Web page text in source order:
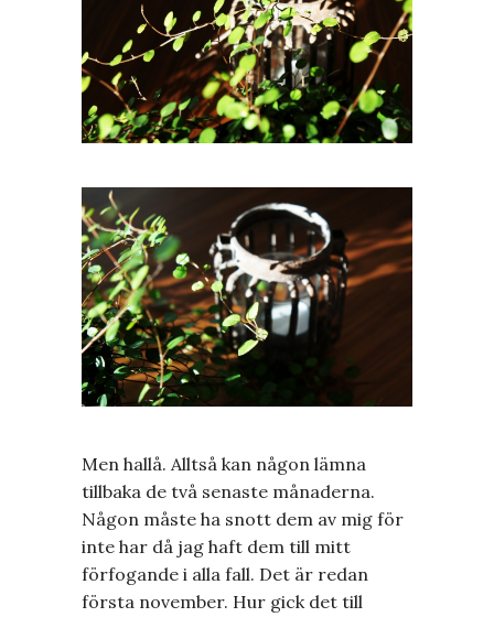
Men hallå. Alltså kan någon lämna
tillbaka de två senaste månaderna.
Någon måste ha snott dem av mig för
inte har då jag haft dem till mitt
förfogande i alla fall. Det är redan
första november. Hur gick det till